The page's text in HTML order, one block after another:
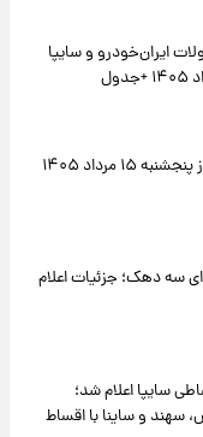
ایران‌خودرو و سایپا
مرداد ۱۴۰۵
سه دهک؛ جزئیات اعلام
سایپا اعلام شد؛
سهند و ساینا با اقساط